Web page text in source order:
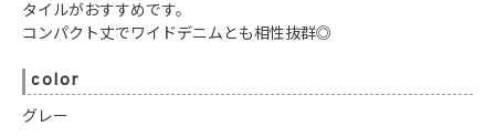
タイルがおすすめです。
コンパクト丈でワイドデニムとも相性抜群◎
color
グレー